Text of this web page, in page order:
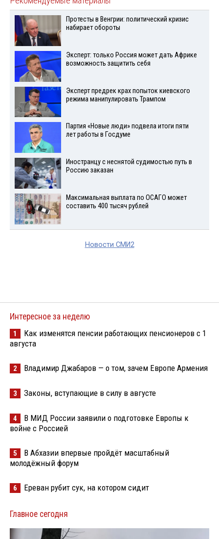
Протесты в Венгрии: политический кризис
набирает обороты
Эксперт: только Россия может дать Африке
возможность защитить себя
Эксперт предрек крах попыток киевского
режима манипулировать Трампом
Партия «Новые люди» подвела итоги пяти
лет работы в Госдуме
Иностранцу с неснятой судимостью путь в
Россию заказан
Максимальная выплата по ОСАГО может
составить 400 тысяч рублей
Новости СМИ2
Интересное за неделю
1
Как изменятся пенсии работающих пенсионеров с 1
августа
2 Владимир Джабаров — о том, зачем Европе Армения
3 Законы, вступающие в силу в августе
4
В МИД России заявили о подготовке Европы к
войне с Россией
5
В Абхазии впервые пройдёт масштабный
молодёжный форум
6 Ереван рубит сук, на котором сидит
Главное сегодня